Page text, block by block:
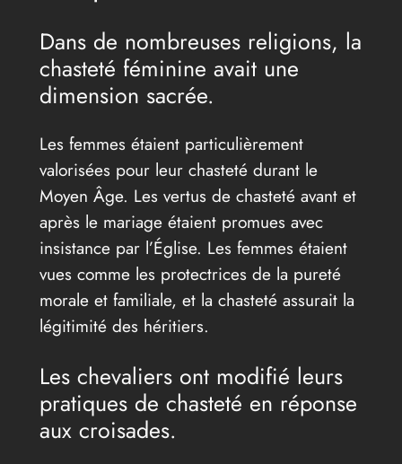
Dans de nombreuses religions, la
chasteté féminine avait une
dimension sacrée.
Les femmes étaient particulièrement
valorisées pour leur chasteté durant le
Moyen Âge. Les vertus de chasteté avant et
après le mariage étaient promues avec
insistance par l’Église. Les femmes étaient
vues comme les protectrices de la pureté
morale et familiale, et la chasteté assurait la
légitimité des héritiers.
Les chevaliers ont modifié leurs
pratiques de chasteté en réponse
aux croisades.